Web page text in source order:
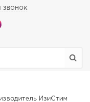
звонок
ИзиСтим